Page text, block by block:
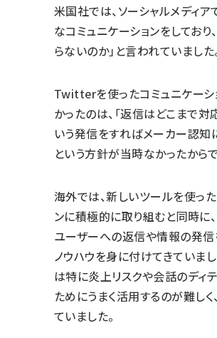
米国社では、ソーシャルメディ
なコミュニケーションをしており
らないのか」と言われていました
Twitterを使ったコミュニケー
かったのは、「返信はどこまで対
いう発信をすればメーカー認知
という方針が当時なかったからで
海外では、新しいツールを使っ
ンに積極的に取り組むと同時に
ユーザーへの返信や情報の発信
ノウハウを身に付けてきていま
は特に炎上リスクや会話のディ
ためにうまく活用するのが難しく
ていました。